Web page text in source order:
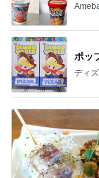
ポッ
ディ